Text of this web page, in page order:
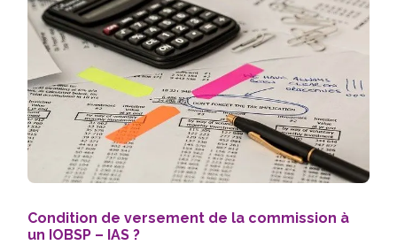
Condition de versement de la commission à
un IOBSP – IAS ?